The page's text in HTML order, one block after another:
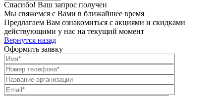
Спасибо! Ваш запрос получен
Мы свяжемся с Вами в ближайшее время
Предлагаем Вам ознакомиться с акциями и скидками
действующими у нас на текущий момент
Вернутся назад
Оформить заявку